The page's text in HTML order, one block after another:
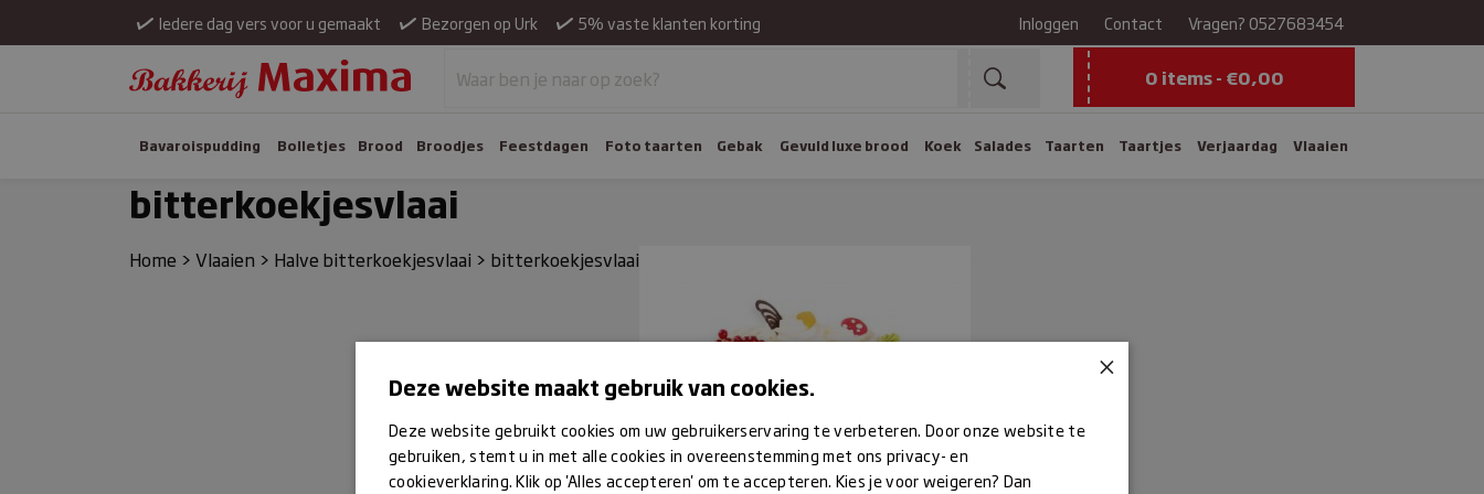
Iedere dag vers voor u gemaakt Bezorgen op Urk 5% vaste klanten korting Inloggen Contact Vragen? 0527683454
0 items - €0,00
Bavaroispudding Bolletjes Brood Broodjes Feestdagen Foto taarten Gebak Gevuld luxe brood Koek Salades Taarten Taartjes Verjaardag Vlaaien
bitterkoekjesvlaai
Home > Vlaaien > Halve bitterkoekjesvlaai > bitterkoekjesvlaai
×
Deze website maakt gebruik van cookies.
Deze website gebruikt cookies om uw gebruikerservaring te verbeteren. Door onze website te
gebruiken, stemt u in met alle cookies in overeenstemming met ons privacy- en
cookieverklaring. Klik op 'Alles accepteren' om te accepteren. Kies je voor weigeren? Dan